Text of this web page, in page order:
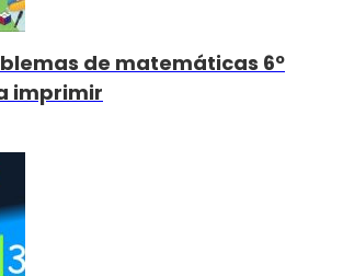
de matemáticas 6º
imprimir